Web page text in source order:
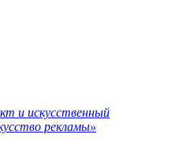
и искусственный
рекламы»